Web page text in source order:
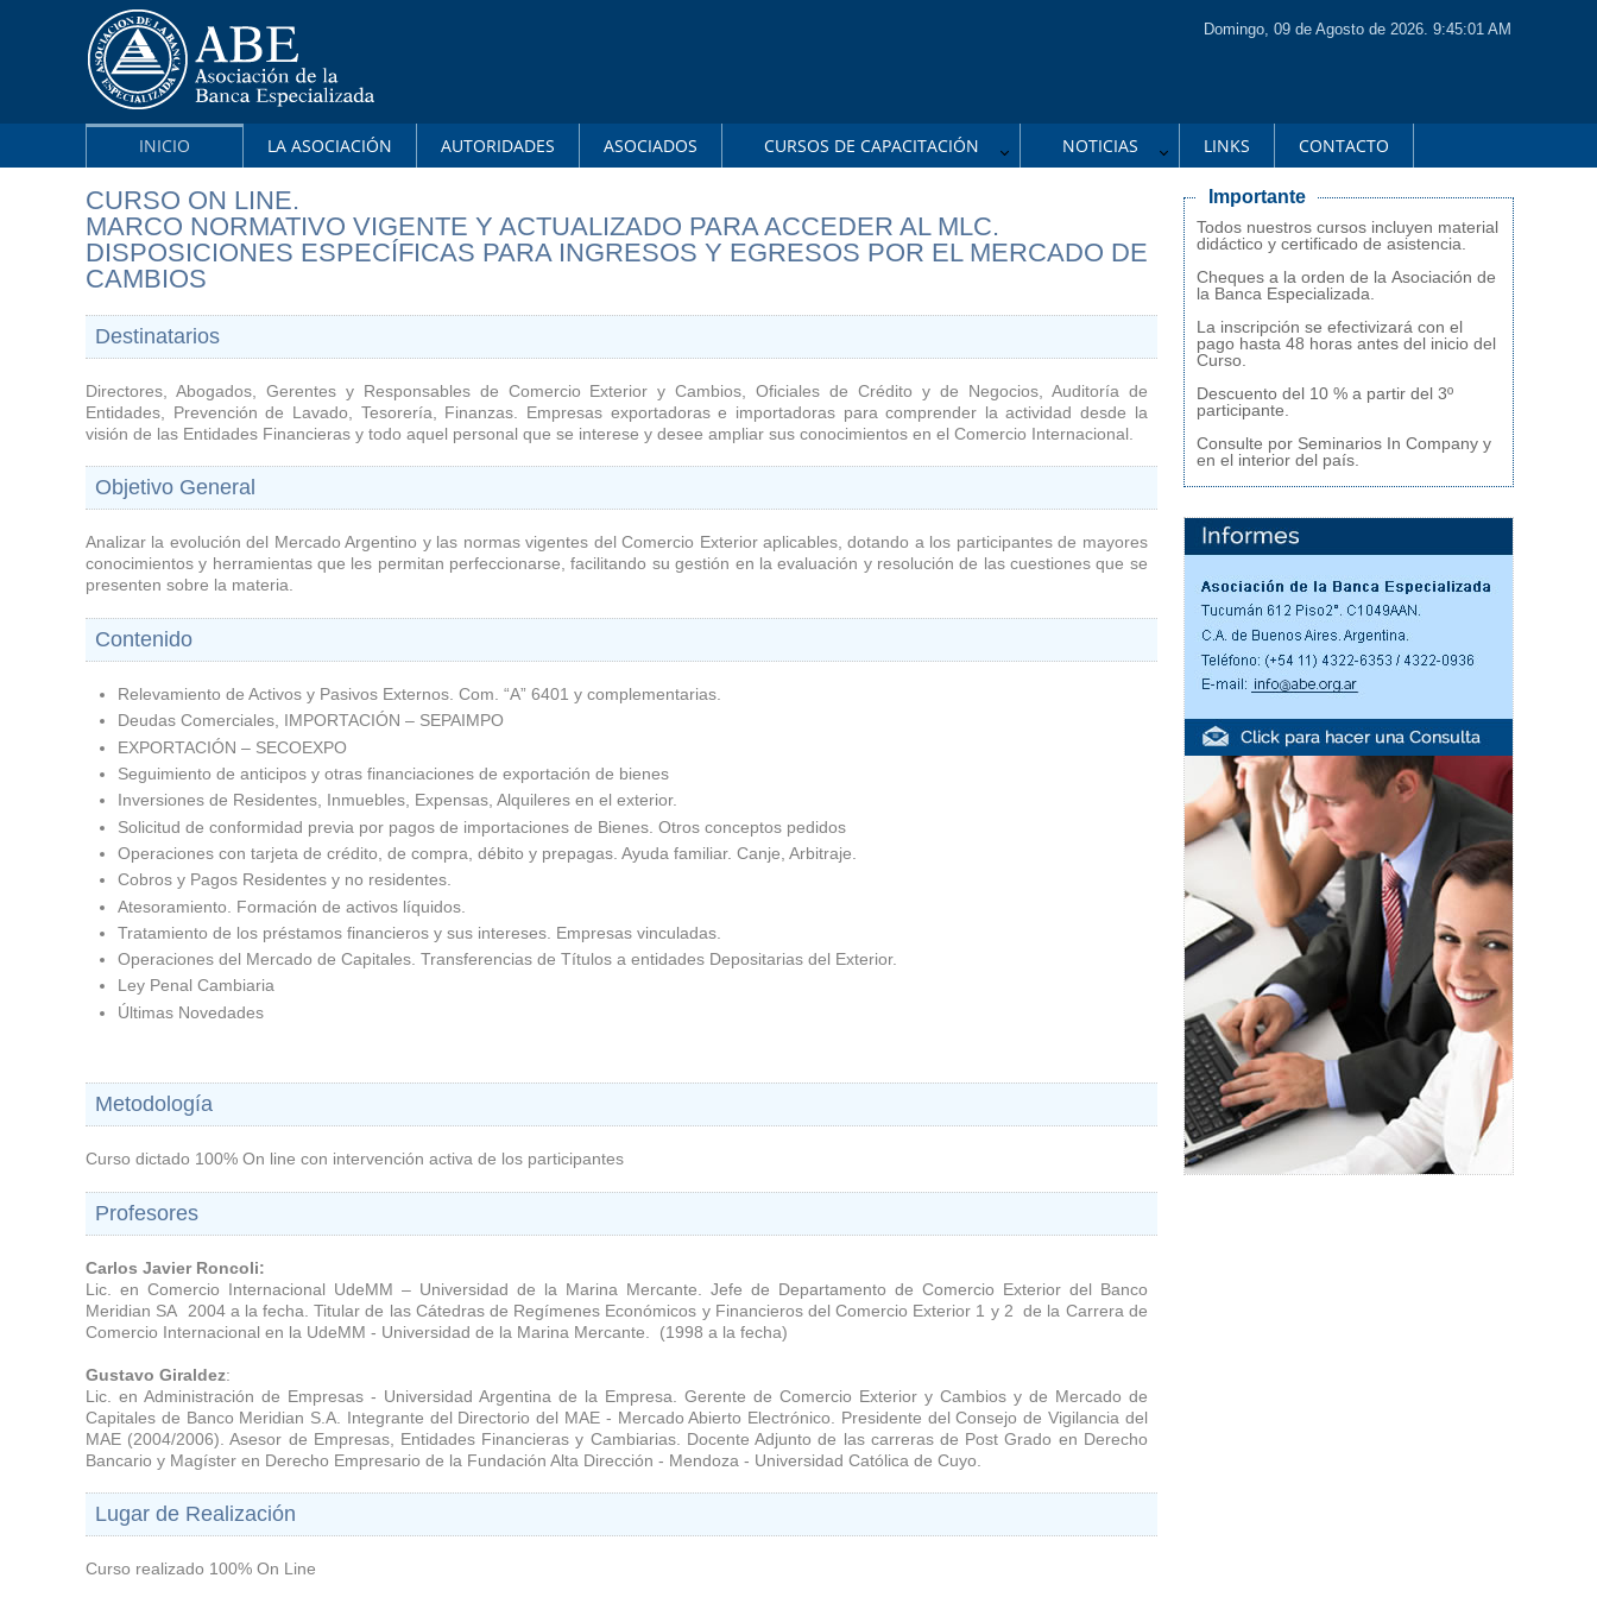
Domingo, 09 de Agosto de 2026. 9:45:01 AM
INICIO LA ASOCIACIÓN AUTORIDADES ASOCIADOS CURSOS DE CAPACITACIÓN NOTICIAS LINKS CONTACTO
CURSO ON LINE.
MARCO NORMATIVO VIGENTE Y ACTUALIZADO PARA ACCEDER AL MLC.
DISPOSICIONES ESPECÍFICAS PARA INGRESOS Y EGRESOS POR EL MERCADO DE
CAMBIOS
Destinatarios
Directores, Abogados, Gerentes y Responsables de Comercio Exterior y Cambios, Oficiales de Crédito y de Negocios, Auditoría de
Entidades, Prevención de Lavado, Tesorería, Finanzas. Empresas exportadoras e importadoras para comprender la actividad desde la
visión de las Entidades Financieras y todo aquel personal que se interese y desee ampliar sus conocimientos en el Comercio Internacional.
Objetivo General
Analizar la evolución del Mercado Argentino y las normas vigentes del Comercio Exterior aplicables, dotando a los participantes de mayores
conocimientos y herramientas que les permitan perfeccionarse, facilitando su gestión en la evaluación y resolución de las cuestiones que se
presenten sobre la materia.
Contenido
Relevamiento de Activos y Pasivos Externos. Com. “A” 6401 y complementarias.
Deudas Comerciales, IMPORTACIÓN – SEPAIMPO
EXPORTACIÓN – SECOEXPO
Seguimiento de anticipos y otras financiaciones de exportación de bienes
Inversiones de Residentes, Inmuebles, Expensas, Alquileres en el exterior.
Solicitud de conformidad previa por pagos de importaciones de Bienes. Otros conceptos pedidos
Operaciones con tarjeta de crédito, de compra, débito y prepagas. Ayuda familiar. Canje, Arbitraje.
Cobros y Pagos Residentes y no residentes.
Atesoramiento. Formación de activos líquidos.
Tratamiento de los préstamos financieros y sus intereses. Empresas vinculadas.
Operaciones del Mercado de Capitales. Transferencias de Títulos a entidades Depositarias del Exterior.
Ley Penal Cambiaria
Últimas Novedades
Metodología
Curso dictado 100% On line con intervención activa de los participantes
Profesores
Carlos Javier Roncoli:
Lic. en Comercio Internacional UdeMM – Universidad de la Marina Mercante. Jefe de Departamento de Comercio Exterior del Banco
Meridian SA 2004 a la fecha. Titular de las Cátedras de Regímenes Económicos y Financieros del Comercio Exterior 1 y 2 de la Carrera de
Comercio Internacional en la UdeMM - Universidad de la Marina Mercante. (1998 a la fecha)
Gustavo Giraldez:
Lic. en Administración de Empresas - Universidad Argentina de la Empresa. Gerente de Comercio Exterior y Cambios y de Mercado de
Capitales de Banco Meridian S.A. Integrante del Directorio del MAE - Mercado Abierto Electrónico. Presidente del Consejo de Vigilancia del
MAE (2004/2006). Asesor de Empresas, Entidades Financieras y Cambiarias. Docente Adjunto de las carreras de Post Grado en Derecho
Bancario y Magíster en Derecho Empresario de la Fundación Alta Dirección - Mendoza - Universidad Católica de Cuyo.
Lugar de Realización
Curso realizado 100% On Line
Importante
Todos nuestros cursos incluyen material
didáctico y certificado de asistencia.
Cheques a la orden de la Asociación de
la Banca Especializada.
La inscripción se efectivizará con el
pago hasta 48 horas antes del inicio del
Curso.
Descuento del 10 % a partir del 3º
participante.
Consulte por Seminarios In Company y
en el interior del país.